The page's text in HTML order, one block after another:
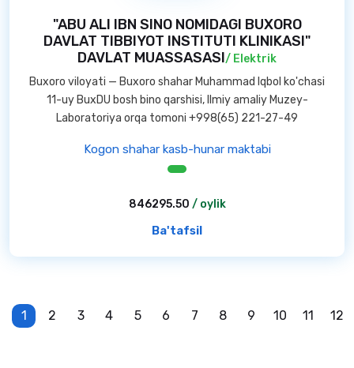
"ABU ALI IBN SINO NOMIDAGI BUXORO
DAVLAT TIBBIYOT INSTITUTI KLINIKASI"
DAVLAT MUASSASASI/ Elektrik
Buxoro viloyati — Buxoro shahar Muhammad Iqbol ko'chasi
11-uy BuxDU bosh bino qarshisi, Ilmiy amaliy Muzey-
Laboratoriya orqa tomoni +998(65) 221-27-49
Kogon shahar kasb-hunar maktabi
846295.50 / oylik
Ba'tafsil
1 2 3 4 5 6 7 8 9 10 11 12